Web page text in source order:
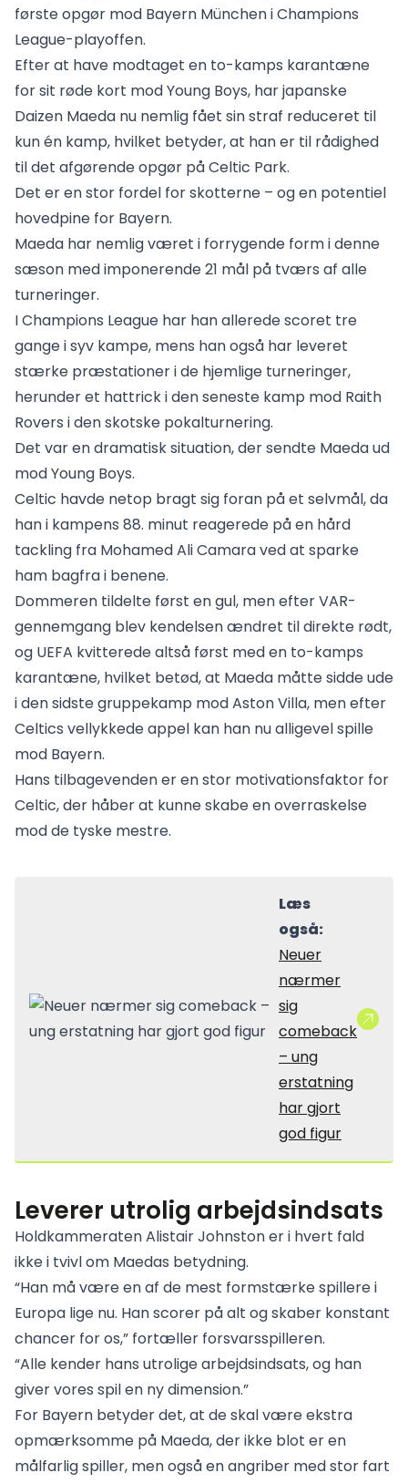
første opgør mod Bayern München i Champions
League-playoffen.
Efter at have modtaget en to-kamps karantæne
for sit røde kort mod Young Boys, har japanske
Daizen Maeda nu nemlig fået sin straf reduceret til
kun én kamp, hvilket betyder, at han er til rådighed
til det afgørende opgør på Celtic Park.
Det er en stor fordel for skotterne – og en potentiel
hovedpine for Bayern.
Maeda har nemlig været i forrygende form i denne
sæson med imponerende 21 mål på tværs af alle
turneringer.
I Champions League har han allerede scoret tre
gange i syv kampe, mens han også har leveret
stærke præstationer i de hjemlige turneringer,
herunder et hattrick i den seneste kamp mod Raith
Rovers i den skotske pokalturnering.
Det var en dramatisk situation, der sendte Maeda ud
mod Young Boys.
Celtic havde netop bragt sig foran på et selvmål, da
han i kampens 88. minut reagerede på en hård
tackling fra Mohamed Ali Camara ved at sparke
ham bagfra i benene.
Dommeren tildelte først en gul, men efter VAR-
gennemgang blev kendelsen ændret til direkte rødt,
og UEFA kvitterede altså først med en to-kamps
karantæne, hvilket betød, at Maeda måtte sidde ude
i den sidste gruppekamp mod Aston Villa, men efter
Celtics vellykkede appel kan han nu alligevel spille
mod Bayern.
Hans tilbagevenden er en stor motivationsfaktor for
Celtic, der håber at kunne skabe en overraskelse
mod de tyske mestre.
Læs
også:
Neuer
nærmer
sig
comeback
– ung
erstatning
har gjort
god figur
Leverer utrolig arbejdsindsats
Holdkammeraten Alistair Johnston er i hvert fald
ikke i tvivl om Maedas betydning.
“Han må være en af de mest formstærke spillere i
Europa lige nu. Han scorer på alt og skaber konstant
chancer for os,” fortæller forsvarsspilleren.
“Alle kender hans utrolige arbejdsindsats, og han
giver vores spil en ny dimension.”
For Bayern betyder det, at de skal være ekstra
opmærksomme på Maeda, der ikke blot er en
målfarlig spiller, men også en angriber med stor fart